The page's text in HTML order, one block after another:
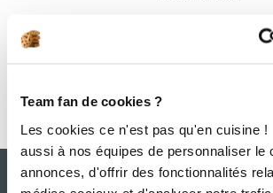
Team fan de cookies ?
Les cookies ce n'est pas qu'en cuisine
aussi à nos équipes de personnaliser le
annonces, d'offrir des fonctionnalités